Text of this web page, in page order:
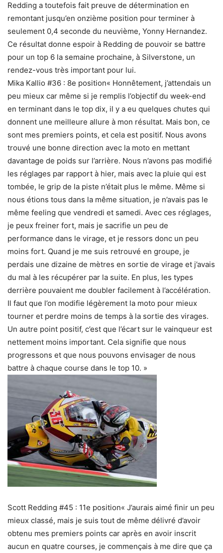
Redding a toutefois fait preuve de détermination en
remontant jusqu’en onzième position pour terminer à
seulement 0,4 seconde du neuvième, Yonny Hernandez.
Ce résultat donne espoir à Redding de pouvoir se battre
pour un top 6 la semaine prochaine, à Silverstone, un
rendez-vous très important pour lui.
Mika Kallio #36 : 8e position« Honnêtement, j’attendais un
peu mieux car même si je remplis l’objectif du week-end
en terminant dans le top dix, il y a eu quelques chutes qui
donnent une meilleure allure à mon résultat. Mais bon, ce
sont mes premiers points, et cela est positif. Nous avons
trouvé une bonne direction avec la moto en mettant
davantage de poids sur l’arrière. Nous n’avons pas modifié
les réglages par rapport à hier, mais avec la pluie qui est
tombée, le grip de la piste n’était plus le même. Même si
nous étions tous dans la même situation, je n’avais pas le
même feeling que vendredi et samedi. Avec ces réglages,
je peux freiner fort, mais je sacrifie un peu de
performance dans le virage, et je ressors donc un peu
moins fort. Quand je me suis retrouvé en groupe, je
perdais une dizaine de mètres en sortie de virage et j’avais
du mal à les récupérer par la suite. En plus, les types
derrière pouvaient me doubler facilement à l’accélération.
Il faut que l’on modifie légèrement la moto pour mieux
tourner et perdre moins de temps à la sortie des virages.
Un autre point positif, c’est que l’écart sur le vainqueur est
nettement moins important. Cela signifie que nous
progressons et que nous pouvons envisager de nous
battre à chaque course dans le top 10. »
Scott Redding #45 : 11e position« J’aurais aimé finir un peu
mieux classé, mais je suis tout de même délivré d’avoir
obtenu mes premiers points car après en avoir inscrit
aucun en quatre courses, je commençais à me dire que ça